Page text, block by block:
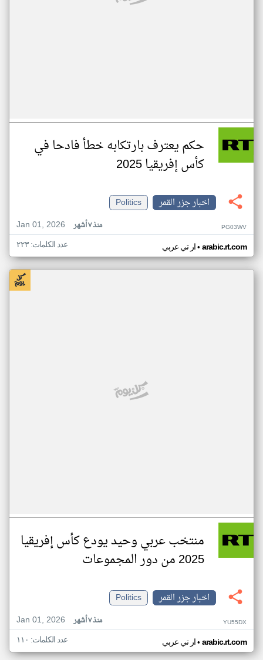
حكم يعترف بارتكابه خطأ فادحا في
كأس إفريقيا 2025
اخبار جزر القمر
Politics
Jan 01, 2026
منذ ٧ أشهر PG03WV
ار تي عربي• arabic.rt.com عدد الكلمات: ٢٢٣
منتخب عربي وحيد يودع كأس إفريقيا
2025 من دور المجموعات
اخبار جزر القمر
Politics
Jan 01, 2026
منذ ٧ أشهر YU55DX
ار تي عربي• arabic.rt.com عدد الكلمات: ١١٠